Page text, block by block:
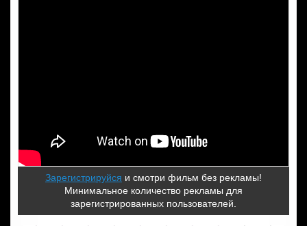
Зарегистрируйся и смотри фильм без рекламы!
Минимальное количество рекламы для
зарегистрированных пользователей.